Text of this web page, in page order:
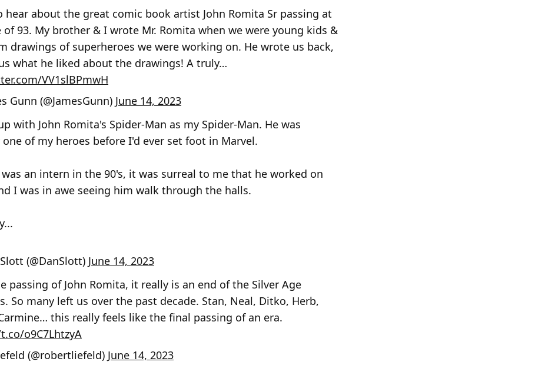
hear about the great comic book artist John Romita Sr passing at
of 93. My brother & I wrote Mr. Romita when we were young kids &
drawings of superheroes we were working on. He wrote us back,
what he liked about the drawings! A truly…
VV1slBPmwH
Gunn (@JamesGunn) June 14, 2023
with John Romita's Spider-Man as my Spider-Man. He was
one of my heroes before I'd ever set foot in Marvel.
an intern in the 90's, it was surreal to me that he worked on
I was in awe seeing him walk through the halls.
(@DanSlott) June 14, 2023
passing of John Romita, it really is an end of the Silver Age
So many left us over the past decade. Stan, Neal, Ditko, Herb,
this really feels like the final passing of an era.
o9C7LhtzyA
(@robertliefeld) June 14, 2023